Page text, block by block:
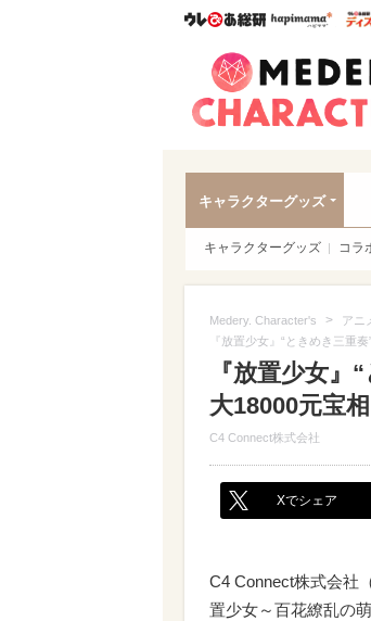
ウレぴあ総研
ハ
キャラクターグッズ
キャラクターグッズ コラ
Medery. Character's > アニ
『放置少女』“ときめき三重
『放置少女
大18000元宝
C4 Connect株式会社
Xでシェア
C4 Connect株式会社
置少女～百花繚乱の